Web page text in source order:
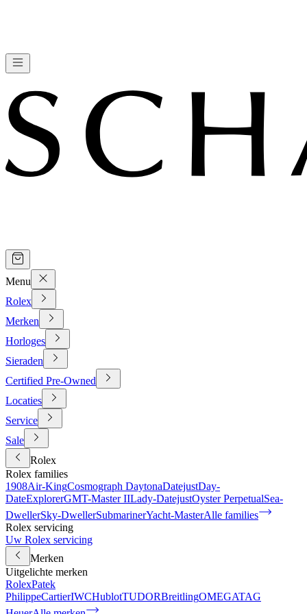
Menu
Rolex
Merken
Horloges
Sieraden
Certified Pre-Owned
Locaties
Service
Sale
Rolex
Rolex families
1908Air-KingCosmograph DaytonaDatejustDay-
DateExplorerGMT-Master IILady-DatejustOyster PerpetualSea-
DwellerSky-DwellerSubmarinerYacht-MasterAlle families
Rolex servicing
Uw Rolex servicing
Merken
Uitgelichte merken
RolexPatek
PhilippeCartierIWCHublotTUDORBreitlingOMEGATAG